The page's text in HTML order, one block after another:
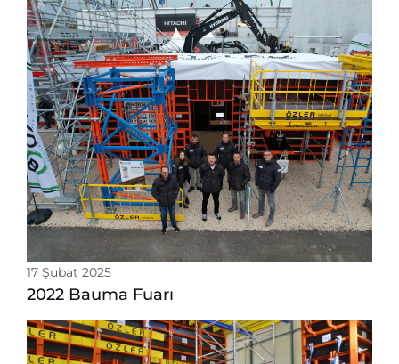
17 Şubat 2025
2022 Bauma Fuarı